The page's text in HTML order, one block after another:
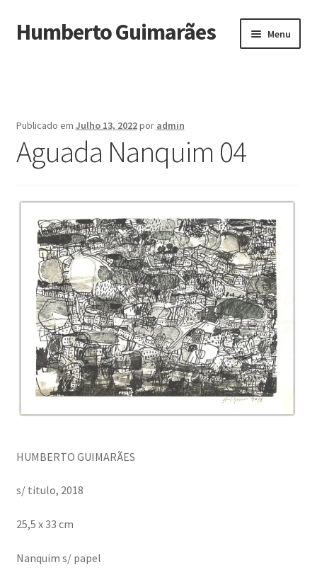
Ir
para
Saltar
para
Humberto Guimarães Menu
Obras
Noturnos
Depoimentos
Publicado em Julho 13, 2022por admin
Aguada Nanquim 04
HUMBERTO GUIMARÃES
s/ titulo, 2018
25,5 x 33 cm
Nanquim s/ papel